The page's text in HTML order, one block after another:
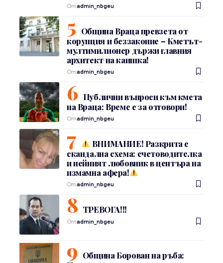
Отadmin_nbgeu
Община Враца превзета от
корупция и беззаконие – Кметът-
мултимилионер държи главния
архитект на каишка!
Отadmin_nbgeu
Публични въпроси към кмета
на Враца: Време е за отговори!
Отadmin_nbgeu
ВНИМАНИЕ! Разкрита е
скандална схема: счетоводителка
и нейният любовник в центъра на
измамна афера!
Отadmin_nbgeu
ТРЕВОГА!!!
Отadmin_nbgeu
Община Борован на ръба: